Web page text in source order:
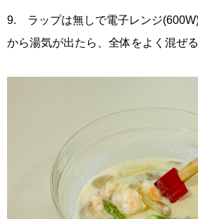
9. ラップは無しで電子レンジ
から湯気が出たら、全体をよく混ぜる